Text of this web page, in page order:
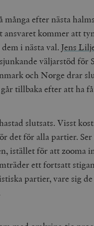
många efter nästa
kommer att
i nästa val.Jens
väljarstöd för
och Norge drar
tillbaka efter att ha
slutsats. Visst
det för alla partier.
istället för att zooma
ett fortsatt
partier, vare sig